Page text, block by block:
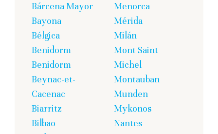
Bárcena Mayor
Bayona
Bélgica
Benidorm
Benidorm
Beynac-et-
Cacenac
Biarritz
Bilbao
Menorca
Mérida
Milán
Mont Saint
Michel
Montauban
Munden
Mykonos
Nantes